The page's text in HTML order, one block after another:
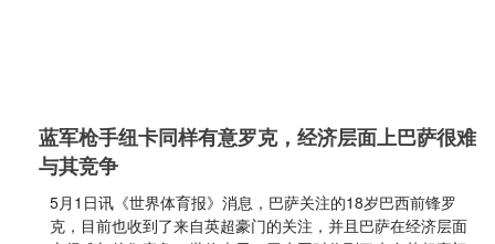
蓝军枪手纽卡同样有意罗克，经济层面上巴萨很难
与其竞争
5月1日讯《世界体育报》消息，巴萨关注的18岁巴西前锋罗
克，目前也收到了来自英超豪门的关注，并且巴萨在经济层面